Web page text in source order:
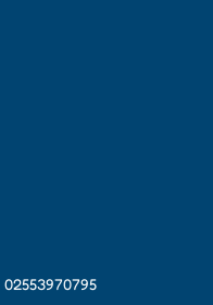
02553970795